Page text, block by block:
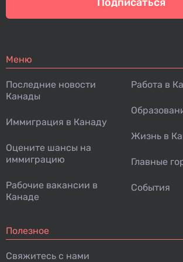
Меню
Последние новости
Канады
Иммиграция в Канаду
Оцените шансы на
иммиграцию
Рабочие вакансии в
Канаде
Работа в
Жизнь в
Главные
События
Полезное
Свяжитесь с нами